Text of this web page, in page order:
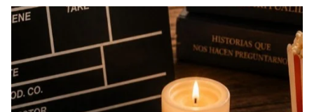
Recupera l'entrevista comp
Vatican
tican News 👇
www.vaticannews.va/es/iglesia/news/2026-
07/carmina-historia-depresion-papa-viaje-
espana-testimoni...